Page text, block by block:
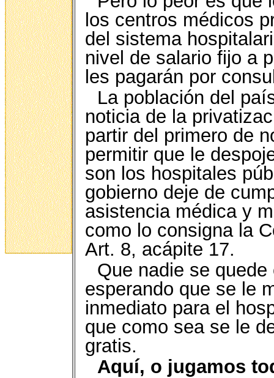
los centros médicos
del sistema
nivel de salario fijo a
les pagarán por
La población del
noticia de la
partir del primero de
permitir que le
son los hospitales
gobierno deje de
asistencia médica y
como lo consigna la
Art. 8, acápite 17.
Que nadie se
esperando que se le
inmediato para el
que como sea se le
gratis.
Aquí, o jugamos